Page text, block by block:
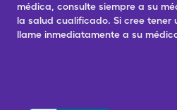
médica, consulte siempre a su
la salud cualificado. Si cree tener
llame inmediatamente a su